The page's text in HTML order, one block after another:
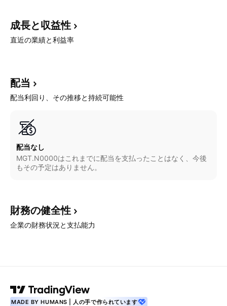
成長と収益性
直近の業績と利益率
配当
配当利回り、その推移と持続可能性
配当なし
MGT.N0000はこれまでに配当を支払ったことはなく、今後
もその予定はありません。
財務の健全性
企業の財務状況と支払能力
MADE BY HUMANS | 人の手で作られています